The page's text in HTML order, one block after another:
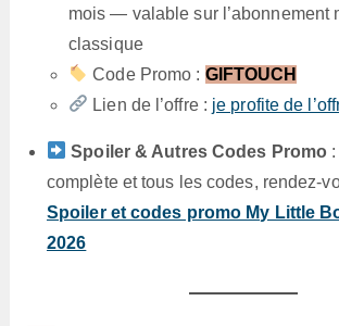
mois — valable sur l’abonnement
classique
Code Promo : GIFTOUCH
Lien de l’offre : je profite de
Spoiler & Autres Codes Promo
complète et tous les codes, rendez-
Spoiler et codes promo My Little
2026